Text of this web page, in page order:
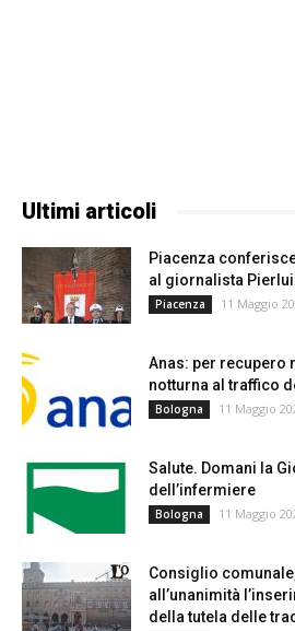
Ultimi articoli
Piacenza
al giornalista
Piacenza 11 Maggio
Anas: per recupero
notturna al traffico
Bologna 11 Maggio
Salute. Domani la
dell’infermiere
Bologna 11 Maggio
Consiglio
all’unanimità
della tutela delle